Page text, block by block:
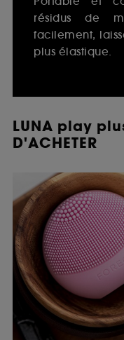
résidus de
facilement,
plus élastique.
LUNA play
D'ACHETER